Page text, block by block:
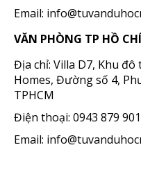
Email:
VĂN PHÒNG TP HỒ
Địa chỉ: Villa D7, Khu đô
Homes, Đường số 4,
TPHCM
Điện thoại: 0943 879 901
Email: